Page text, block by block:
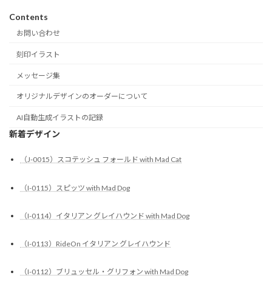
Contents
お問い合わせ
刻印イラスト
メッセージ集
オリジナルデザインのオーダーについて
AI自動生成イラストの記録
新着デザイン
（J-0015）スコテッシュ フォールド with Mad Cat
（I-0115）スピッツ with Mad Dog
（I-0114）イタリアン グレイハウンド with Mad Dog
（I-0113）RideOn イタリアン グレイハウンド
（I-0112）ブリュッセル・グリフォン with Mad Dog